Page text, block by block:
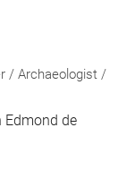
/ Archaeologist /
Edmond de